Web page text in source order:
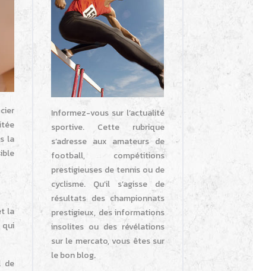
la
la
de
Informez-vous sur l’actualité
sportive. Cette rubrique
s’adresse aux amateurs de
football, compétitions
prestigieuses de tennis ou de
cyclisme. Qu’il s’agisse de
résultats des championnats
prestigieux, des informations
insolites ou des révélations
sur le mercato, vous êtes sur
le bon blog.